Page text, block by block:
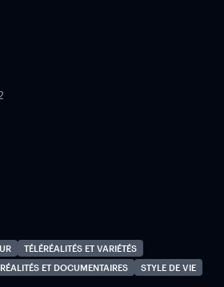
TÉLÉRÉALITÉS ET VARIÉTÉS
ET DOCUMENTAIRES
STYLE DE VIE